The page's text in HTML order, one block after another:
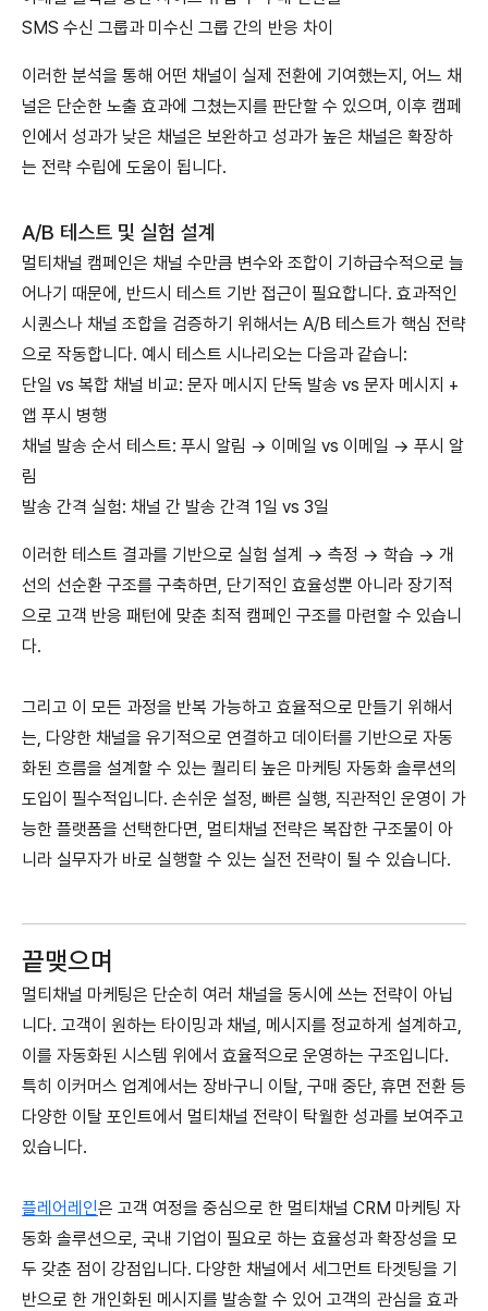
SMS 수신 그룹과 미수신 그룹 간의 반응 차이
이러한 분석을 통해 어떤 채널이 실제 전환에 기여했는지, 어느 채
널은 단순한 노출 효과에 그쳤는지를 판단할 수 있으며, 이후 캠페
인에서 성과가 낮은 채널은 보완하고 성과가 높은 채널은 확장하
는 전략 수립에 도움이 됩니다.
A/B 테스트 및 실험 설계
멀티채널 캠페인은 채널 수만큼 변수와 조합이 기하급수적으로 늘
어나기 때문에, 반드시 테스트 기반 접근이 필요합니다. 효과적인
시퀀스나 채널 조합을 검증하기 위해서는 A/B 테스트가 핵심 전략
으로 작동합니다. 예시 테스트 시나리오는 다음과 같습니:
단일 vs 복합 채널 비교: 문자 메시지 단독 발송 vs 문자 메시지 +
앱 푸시 병행
채널 발송 순서 테스트: 푸시 알림 → 이메일 vs 이메일 → 푸시 알
림
발송 간격 실험: 채널 간 발송 간격 1일 vs 3일
이러한 테스트 결과를 기반으로 실험 설계 → 측정 → 학습 → 개
선의 선순환 구조를 구축하면, 단기적인 효율성뿐 아니라 장기적
으로 고객 반응 패턴에 맞춘 최적 캠페인 구조를 마련할 수 있습니
다.
그리고 이 모든 과정을 반복 가능하고 효율적으로 만들기 위해서
는, 다양한 채널을 유기적으로 연결하고 데이터를 기반으로 자동
화된 흐름을 설계할 수 있는 퀄리티 높은 마케팅 자동화 솔루션의
도입이 필수적입니다. 손쉬운 설정, 빠른 실행, 직관적인 운영이 가
능한 플랫폼을 선택한다면, 멀티채널 전략은 복잡한 구조물이 아
니라 실무자가 바로 실행할 수 있는 실전 전략이 될 수 있습니다.
끝맺으며
멀티채널 마케팅은 단순히 여러 채널을 동시에 쓰는 전략이 아닙
니다. 고객이 원하는 타이밍과 채널, 메시지를 정교하게 설계하고,
이를 자동화된 시스템 위에서 효율적으로 운영하는 구조입니다.
특히 이커머스 업계에서는 장바구니 이탈, 구매 중단, 휴면 전환 등
다양한 이탈 포인트에서 멀티채널 전략이 탁월한 성과를 보여주고
있습니다.
플레어레인은 고객 여정을 중심으로 한 멀티채널 CRM 마케팅 자
동화 솔루션으로, 국내 기업이 필요로 하는 효율성과 확장성을 모
두 갖춘 점이 강점입니다. 다양한 채널에서 세그먼트 타겟팅을 기
반으로 한 개인화된 메시지를 발송할 수 있어 고객의 관심을 효과